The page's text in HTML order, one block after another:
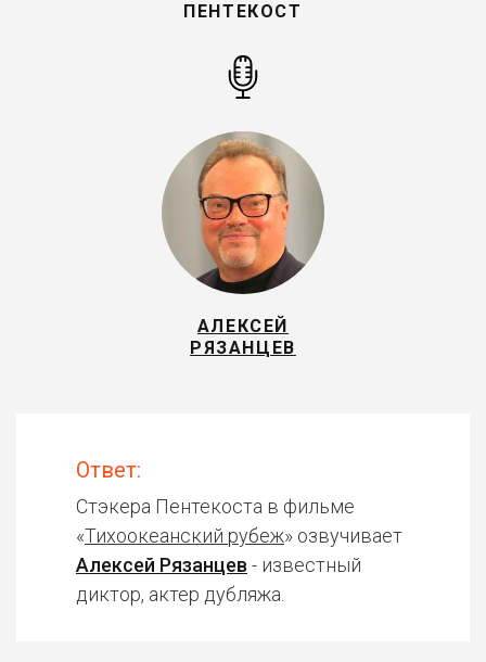
ПЕНТЕКОСТ
АЛЕКСЕЙ
РЯЗАНЦЕВ
Ответ:
Стэкера Пентекоста в фильме
«Тихоокеанский рубеж» озвучивает
Алексей Рязанцев - известный
диктор, актер дубляжа.